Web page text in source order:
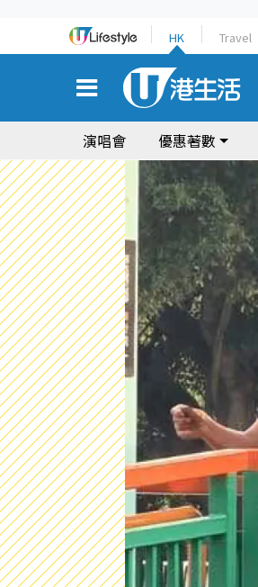
HK Travel
演唱會 優惠著數